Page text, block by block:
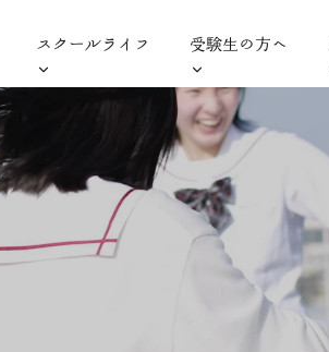
スクールライフ 受験生の方へ